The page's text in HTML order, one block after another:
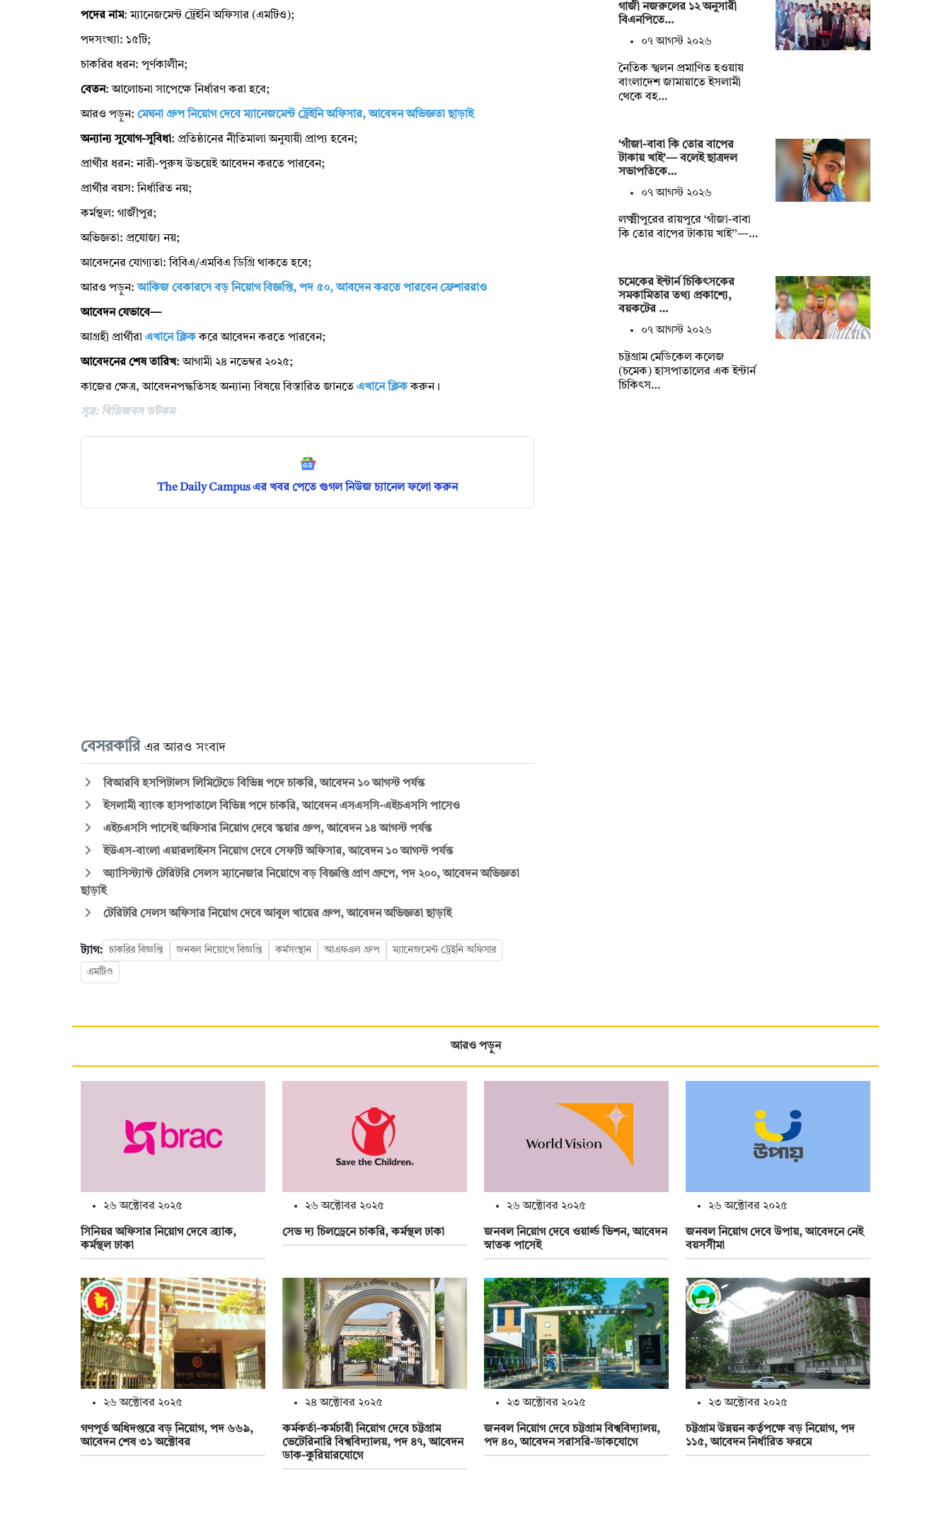
পদের নাম: ম্যানেজমেন্ট ট্রেইনি অফিসার (এমটিও);
পদসংখ্যা: ১৫টি;
চাকরির ধরন: পূর্ণকালীন;
বেতন: আলোচনা সাপেক্ষে নির্ধারণ করা হবে;
আরও পড়ুন: মেঘনা গ্রুপ নিয়োগ দেবে ম্যানেজমেন্ট ট্রেইনি অফিসার, আবেদন অভিজ্ঞতা ছাড়াই
অন্যান্য সুযোগ-সুবিধা: প্রতিষ্ঠানের নীতিমালা অনুযায়ী প্রাপ্য হবেন;
প্রার্থীর ধরন: নারী-পুরুষ উভয়েই আবেদন করতে পারবেন;
প্রার্থীর বয়স: নির্ধারিত নয়;
কর্মস্থল: গাজীপুর;
অভিজ্ঞতা: প্রযোজ্য নয়;
আবেদনের যোগ্যতা: বিবিএ/এমবিএ ডিগ্রি থাকতে হবে;
আরও পড়ুন: আকিজ বেকারসে বড় নিয়োগ বিজ্ঞপ্তি, পদ ৫০, আবদেন করতে পারবেন ফ্রেশাররাও
আবেদন যেভাবে—
আগ্রহী প্রার্থীরা এখানে ক্লিককরে আবেদন করতে পারবেন;
আবেদনের শেষ তারিখ: আগামী ২৪ নভেম্বর ২০২৫;
কাজের ক্ষেত্র, আবেদনপদ্ধতিসহ অন্যান্য বিষয়ে বিস্তারিত জানতে এখানে ক্লিককরুন।
সূত্র: বিডিজবস ডটকম
The Daily Campus এর খবর পেতে গুগল নিউজ চ্যানেল ফলো করুন
বেসরকারি এর আরও সংবাদ
বিআরবি হসপিটালস লিমিটেডে বিভিন্ন পদে চাকরি, আবেদন ১০ আগস্ট পর্যন্ত
ইসলামী ব্যাংক হাসপাতালে বিভিন্ন পদে চাকরি, আবেদন এসএসসি-এইচএসসি পাসেও
এইচএসসি পাসেই অফিসার নিয়োগ দেবে স্কয়ার গ্রুপ, আবেদন ১৪ আগস্ট পর্যন্ত
ইউএস-বাংলা এয়ারলাইনস নিয়োগ দেবে সেফটি অফিসার, আবেদন ১০ আগস্ট পর্যন্ত
অ্যাসিস্ট্যান্ট টেরিটরি সেলস ম্যানেজার নিয়োগে বড় বিজ্ঞপ্তি প্রাণ গ্রুপে, পদ ২০০, আবেদন অভিজ্ঞতা
ছাড়াই
টেরিটরি সেলস অফিসার নিয়োগ দেবে আবুল খায়ের গ্রুপ, আবেদন অভিজ্ঞতা ছাড়াই
ট্যাগ: চাকরির বিজ্ঞপ্তি জনবল নিয়োগে বিজ্ঞপ্তি কর্মসংস্থান আএফএল গ্রুপ ম্যানেজমেন্ট ট্রেইনি অফিসার
এমটিও
গাজী নজরুলের ১২ অনুসারী
বিএনপিতে…
০৭ আগস্ট ২০২৬
নৈতিক স্খলন প্রমাণিত হওয়ায়
বাংলাদেশ জামায়াতে ইসলামী
থেকে বহ…
‘গাঁজা-বাবা কি তোর বাপের
টাকায় খাই’— বলেই ছাত্রদল
সভাপতিকে…
০৭ আগস্ট ২০২৬
লক্ষ্মীপুরের রায়পুরে ‘গাঁজা-বাবা
কি তোর বাপের টাকায় খাই’’—…
চমেকের ইন্টার্ন চিকিৎসকের
সমকামিতার তথ্য প্রকাশ্যে,
বয়কটের …
০৭ আগস্ট ২০২৬
চট্টগ্রাম মেডিকেল কলেজ
(চমেক) হাসপাতালের এক ইন্টার্ন
চিকিৎস…
আরও পড়ুন
২৬ অক্টোবর ২০২৫
সিনিয়র অফিসার নিয়োগ দেবে ব্র্যাক,
কর্মস্থল ঢাকা
২৬ অক্টোবর ২০২৫
সেভ দ্য চিলড্রেনে চাকরি, কর্মস্থল ঢাকা
২৬ অক্টোবর ২০২৫
জনবল নিয়োগ দেবে ওয়ার্ল্ড ভিশন, আবেদন
স্নাতক পাসেই
২৬ অক্টোবর ২০২৫
জনবল নিয়োগ দেবে উপায়, আবেদনে নেই
বয়সসীমা
২৬ অক্টোবর ২০২৫
গণপূর্ত অধিদপ্তরে বড় নিয়োগ, পদ ৬৬৯,
আবেদন শেষ ৩১ অক্টোবর
২৪ অক্টোবর ২০২৫
কর্মকর্তা-কর্মচারী নিয়োগ দেবে চট্টগ্রাম
ভেটেরিনারি বিশ্ববিদ্যালয়, পদ ৪৭, আবেদন
ডাক-কুরিয়ারযোগে
২৩ অক্টোবর ২০২৫
জনবল নিয়োগ দেবে চট্টগ্রাম বিশ্ববিদ্যালয়,
পদ ৪০, আবেদন সরাসরি-ডাকযোগে
২৩ অক্টোবর ২০২৫
চট্টগ্রাম উন্নয়ন কর্তৃপক্ষে বড় নিয়োগ, পদ
১১৫, আবেদন নির্ধারিত ফরমে